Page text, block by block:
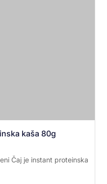
kaša 80g
Čaj je instant proteinska